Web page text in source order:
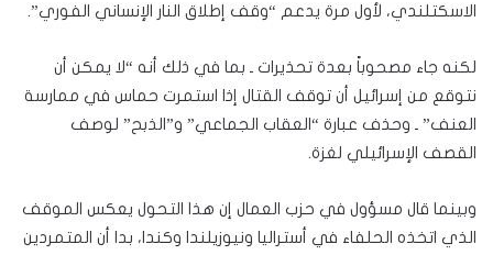
الاسكتلندي، لأول مرة يدعم “وقف إطلاق النار الإنساني الفوري”.
لكنه جاء مصحوباً بعدة تحذيرات ـ بما في ذلك أنه “لا يمكن أن
نتوقع من إسرائيل أن توقف القتال إذا استمرت حماس في ممارسة
العنف” ـ وحذف عبارة “العقاب الجماعي” و”الذبح” لوصف
القصف الإسرائيلي لغزة.
وبينما قال مسؤول في حزب العمال إن هذا التحول يعكس الموقف
الذي اتخذه الحلفاء في أستراليا ونيوزيلندا وكندا، بدا أن المتمردين